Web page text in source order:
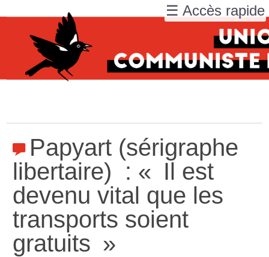
Papyart (sérigraphe
libertaire) : « Il est
devenu vital que les
transports soient
gratuits »
☰ Accès rapide